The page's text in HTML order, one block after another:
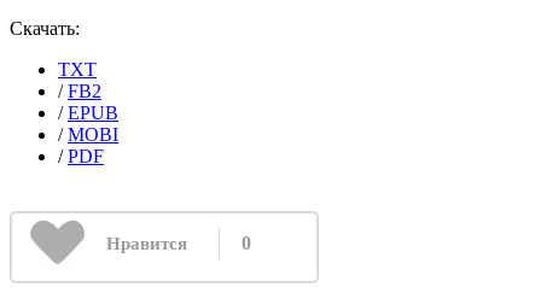
Скачать:
TXT
/FB2
/EPUB
/MOBI
/PDF
Нравится 0